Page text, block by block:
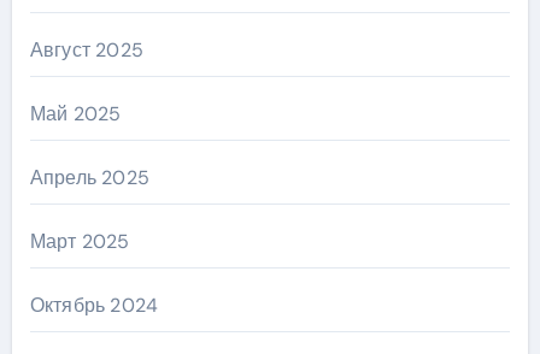
Август 2025
Май 2025
Апрель 2025
Март 2025
Октябрь 2024